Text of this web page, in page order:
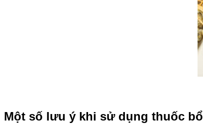
Một số lưu ý khi sử dụng thuốc bổ